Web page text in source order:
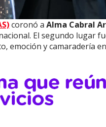
coronó a Alma Cabral
El segundo lugar
emoción y camaradería